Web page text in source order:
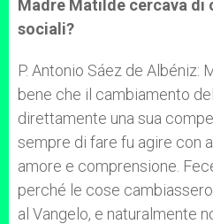
Madre Matilde cercava di
sociali?
P. Antonio Sáez de Albéniz:
bene che il cambiamento
direttamente una sua
sempre di fare fu agire con
amore e comprensione.
perché le cose
al Vangelo, e naturalmente